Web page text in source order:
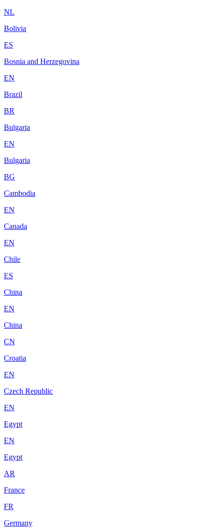
NL
Bolivia
ES
Bosnia and Herzegovina
EN
Brazil
BR
Bulgaria
EN
Bulgaria
BG
Cambodia
EN
Canada
EN
Chile
ES
China
EN
China
CN
Croatia
EN
Czech Republic
EN
Egypt
EN
Egypt
AR
France
FR
Germany